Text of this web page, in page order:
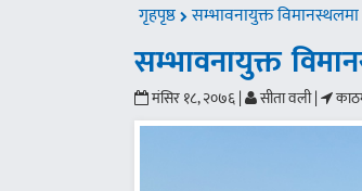
गृहपृष्ठ सम्भावनायुक्त
सम्भावनायुक्त
मंसिर १८, २०७६ | सीता वली |